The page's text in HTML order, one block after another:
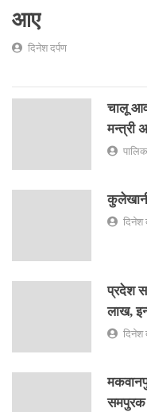
आए
दिनेश दर्पण
चालू
मन्त्री
दिनेश
प्रदेश
लाख,
दिनेश
समपुरक